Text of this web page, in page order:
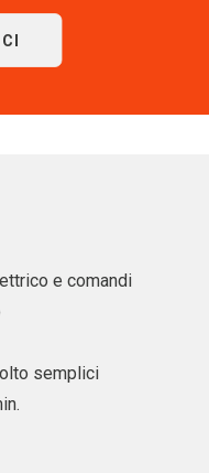
e comandi
semplici